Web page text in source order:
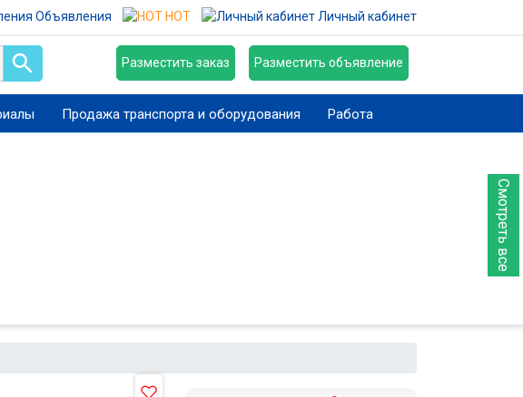
Объявления HOT Личный кабинет
Разместить заказ Разместить объявление
Продажа транспорта и оборудования Работа
Смотреть все